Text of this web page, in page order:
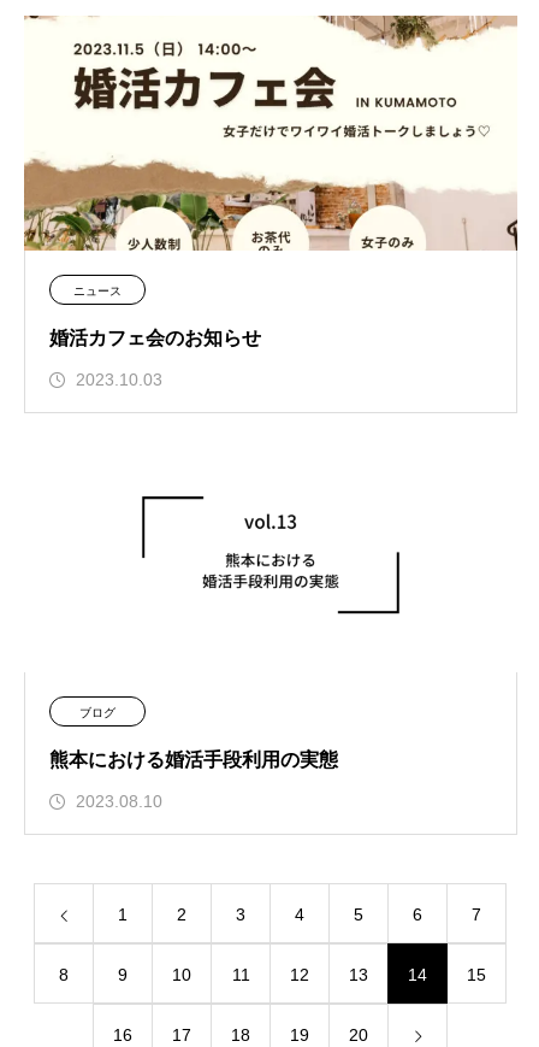
ニュース
婚活カフェ会のお知らせ
2023.10.03
ブログ
熊本における婚活手段利用の実態
2023.08.10
1 2 3 4 5 6 7
8 9 10 11 12 13 14 15
16 17 18 19 20